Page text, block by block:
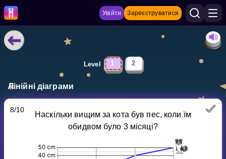
Увійти Зареєструватися
НАВЧАЛЬНІ МАТЕРІАЛИ
Curriculum
Multiplication Master
Level 1 2
Лінійні діаграми
8/10
Наскільки вищим за кота був пес, коли їм
обидвом було 3 місяці?